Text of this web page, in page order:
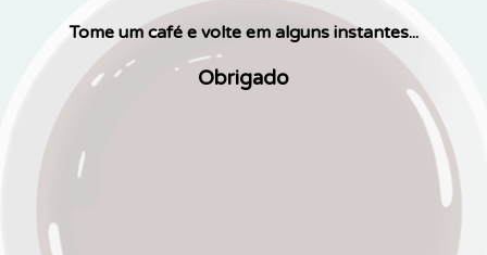
Tome um café e volte em alguns instantes...
Obrigado